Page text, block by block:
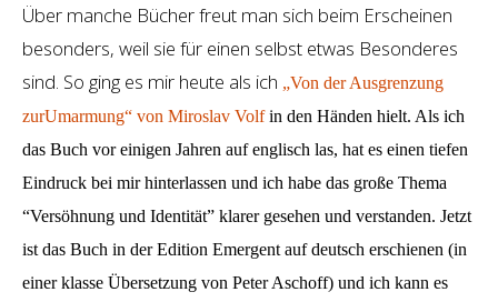
Über manche Bücher freut man sich beim Erscheinen
besonders, weil sie für einen selbst etwas Besonderes
sind. So ging es mir heute als ich „Von der Ausgrenzung
zurUmarmung“ von Miroslav Volfin den Händen hielt. Als ich
das Buch vor einigen Jahren auf englisch las, hat es einen tiefen
Eindruck bei mir hinterlassen und ich habe das große Thema
“Versöhnung und Identität” klarer gesehen und verstanden. Jetzt
ist das Buch in der Edition Emergent auf deutsch erschienen (in
einer klasse Übersetzung von Peter Aschoff) und ich kann es